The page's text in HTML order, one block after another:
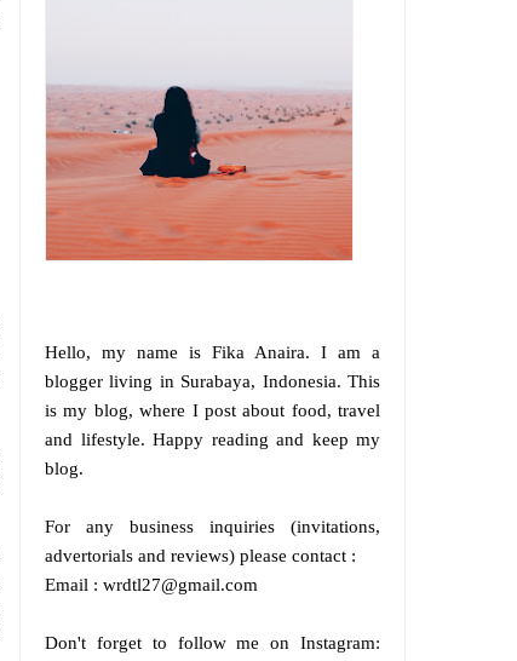
Hello, my name is Fika Anaira. I am a
blogger living in Surabaya, Indonesia. This
is my blog, where I post about food, travel
and lifestyle. Happy reading and keep my
blog.
For any business inquiries (invitations,
advertorials and reviews) please contact :
Email : wrdtl27@gmail.com
Don't forget to follow me on Instagram: